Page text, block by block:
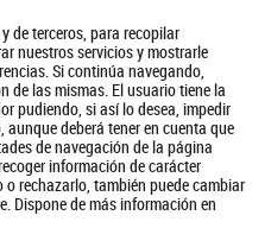
de terceros, para recopilar
nuestros servicios y mostrarle
Si continúa navegando,
de las mismas. El usuario tiene la
pudiendo, si así lo desea, impedir
deberá tener en cuenta que
de navegación de la página
información de carácter
rechazarlo, también puede cambiar
Dispone de más información en
Política de Privacidad Aviso Legal
Política de Cookies
BUSCAR